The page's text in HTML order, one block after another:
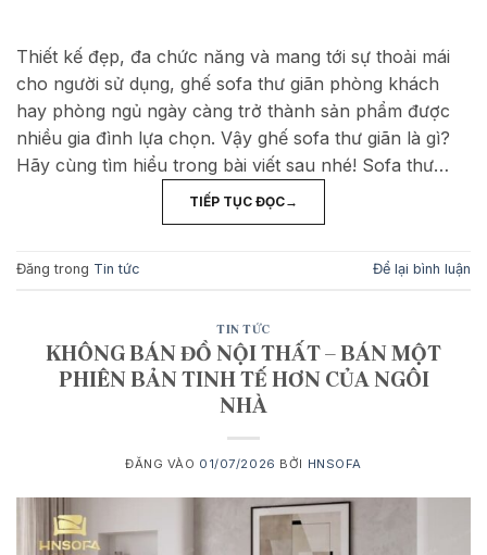
Thiết kế đẹp, đa chức năng và mang tới sự thoải mái
cho người sử dụng, ghế sofa thư giãn phòng khách
hay phòng ngủ ngày càng trở thành sản phẩm được
nhiều gia đình lựa chọn. Vậy ghế sofa thư giãn là gì?
Hãy cùng tìm hiểu trong bài viết sau nhé! Sofa thư…
TIẾP TỤC ĐỌC→
Đăng trong Tin tức Để lại bình luận
TIN TỨC
KHÔNG BÁN ĐỒ NỘI THẤT – BÁN MỘT
PHIÊN BẢN TINH TẾ HƠN CỦA NGÔI
NHÀ
ĐĂNG VÀO 01/07/2026 BỞI HNSOFA